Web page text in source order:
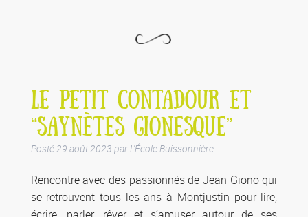
LE PETIT CONTADOUR ET
“SAYNÈTES GIONESQUE”
Posté 29 août 2023 par L'École Buissonnière
Rencontre avec des passionnés de Jean Giono qui
se retrouvent tous les ans à Montjustin pour lire,